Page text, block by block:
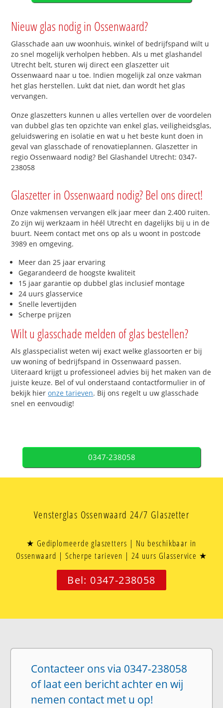
Nieuw glas nodig in Ossenwaard?
Glasschade aan uw woonhuis, winkel of bedrijfspand wilt u
zo snel mogelijk verholpen hebben. Als u met glashandel
Utrecht belt, sturen wij direct een glaszetter uit
Ossenwaard naar u toe. Indien mogelijk zal onze vakman
het glas herstellen. Lukt dat niet, dan wordt het glas
vervangen.
Onze glaszetters kunnen u alles vertellen over de voordelen
van dubbel glas ten opzichte van enkel glas, veiligheidsglas,
geluidswering en isolatie en wat u het beste kunt doen in
geval van glasschade of renovatieplannen. Glaszetter in
regio Ossenwaard nodig? Bel Glashandel Utrecht: 0347-
238058
Glaszetter in Ossenwaard nodig? Bel ons direct!
Onze vakmensen vervangen elk jaar meer dan 2.400 ruiten.
Zo zijn wij werkzaam in héél Utrecht en dagelijks bij u in de
buurt. Neem contact met ons op als u woont in postcode
3989 en omgeving.
Meer dan 25 jaar ervaring
Gegarandeerd de hoogste kwaliteit
15 jaar garantie op dubbel glas inclusief montage
24 uurs glasservice
Snelle levertijden
Scherpe prijzen
Wilt u glasschade melden of glas bestellen?
Als glasspecialist weten wij exact welke glassoorten er bij
uw woning of bedrijfspand in Ossenwaard passen.
Uiteraard krijgt u professioneel advies bij het maken van de
juiste keuze. Bel of vul onderstaand contactformulier in of
bekijk hieronze tarieven. Bij ons regelt u uw glasschade
snel en eenvoudig!
0347-238058
Vensterglas Ossenwaard 24/7 Glaszetter
★ Gediplomeerde glaszetters | Nu beschikbaar in
Ossenwaard | Scherpe tarieven | 24 uurs Glasservice ★
Bel: 0347-238058
Contacteer ons via 0347-238058
of laat een bericht achter en wij
nemen contact met u op!